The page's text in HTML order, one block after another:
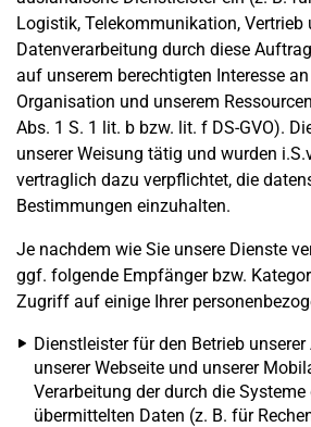
Logistik, Telekommunikation, Vertrieb
Datenverarbeitung durch diese
auf unserem berechtigten Interesse
Organisation und unserem
Abs. 1 S. 1 lit. b bzw. lit. f DS-GVO).
unserer Weisung tätig und wurden
vertraglich dazu verpflichtet, die
Bestimmungen einzuhalten.
Je nachdem wie Sie unsere Dienste
ggf. folgende Empfänger bzw.
Zugriff auf einige Ihrer
Dienstleister für den Betrieb
unserer Webseite und unserer
Verarbeitung der durch die
übermittelten Daten (z. B. für